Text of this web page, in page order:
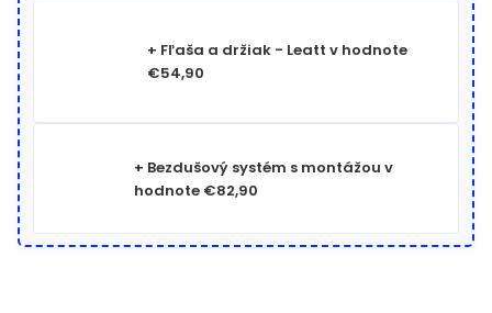
+ Fľaša a držiak - Leattv hodnote
€54,90
+ Bezdušový systém s montážou v
hodnote €82,90